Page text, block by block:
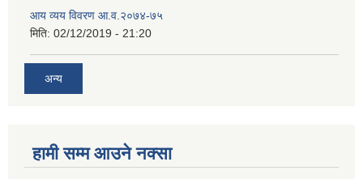
आय व्यय विवरण आ.व.२०७४-७५
मिति: 02/12/2019 - 21:20
अन्य
हामी सम्म आउने नक्सा